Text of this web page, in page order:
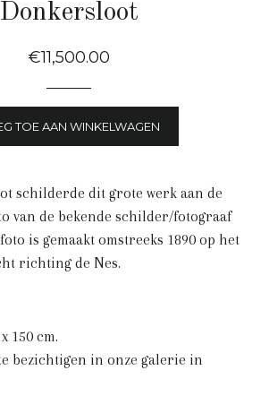
Donkersloot
Normale
€11,500.00
TOE AAN WINKELWAGEN
schilderde dit grote werk aan de
van de bekende schilder/fotograaf
is gemaakt omstreeks 1890 op het
richting de Nes.
150 cm.
bezichtigen in onze galerie in